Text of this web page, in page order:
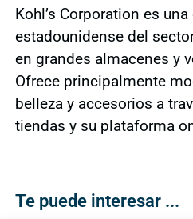
Kohl’s Corporation es
estadounidense del
en grandes almacenes y
Ofrece principalmente
belleza y accesorios a
tiendas y su plataforma
Te puede interesar ...